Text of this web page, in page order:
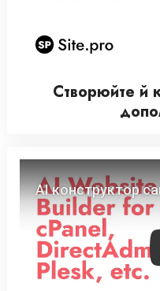
Створюйте й